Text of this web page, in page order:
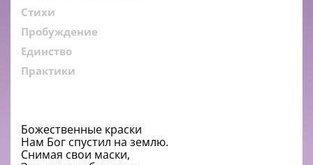
Стихи
Пробуждение
Единство
Практики
Божественные краски
Нам Бог спустил на землю.
Снимая свои маски,